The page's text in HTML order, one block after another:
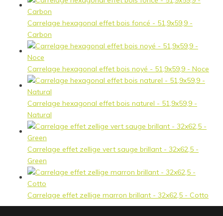
Carrelage hexagonal effet bois foncé - 51,9x59,9 -
Carbon
Carrelage hexagonal effet bois noyé - 51,9x59,9 - Noce
Carrelage hexagonal effet bois naturel - 51,9x59,9 -
Natural
Carrelage effet zellige vert sauge brillant - 32x62,5 -
Green
Carrelage effet zellige marron brillant - 32x62,5 - Cotto